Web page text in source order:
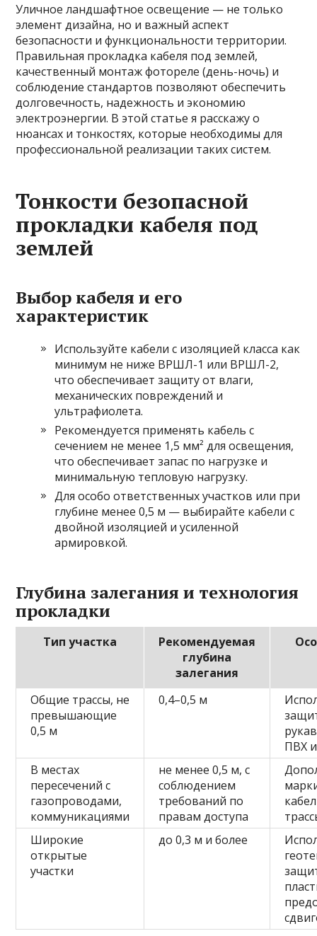
Уличное ландшафтное освещение — не только
элемент дизайна, но и важный аспект
безопасности и функциональности территории.
Правильная прокладка кабеля под землей,
качественный монтаж фотореле (день-ночь) и
соблюдение стандартов позволяют обеспечить
долговечность, надежность и экономию
электроэнергии. В этой статье я расскажу о
нюансах и тонкостях, которые необходимы для
профессиональной реализации таких систем.
Тонкости безопасной
прокладки кабеля под
землей
Выбор кабеля и его
характеристик
Используйте кабели с изоляцией класса как
минимум не ниже ВРШЛ-1 или ВРШЛ-2,
что обеспечивает защиту от влаги,
механических повреждений и
ультрафиолета.
Рекомендуется применять кабель с
сечением не менее 1,5 мм² для освещения,
что обеспечивает запас по нагрузке и
минимальную тепловую нагрузку.
Для особо ответственных участков или при
глубине менее 0,5 м — выбирайте кабели с
двойной изоляцией и усиленной
армировкой.
Глубина залегания и технология
прокладки
Тип участка
Рекомендуемая
глубина
залегания
Общие трассы, не
превышающие
0,5 м
0,4–0,5 м
ПВХ
В местах
пересечений с
газопроводами,
коммуникациями
не менее 0,5 м, с
соблюдением
требований по
правам доступа
Широкие
открытые
участки
до 0,3 м и более